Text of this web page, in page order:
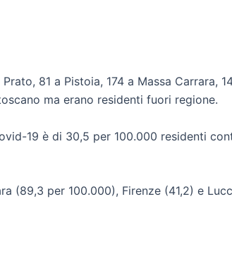
81 a Pistoia, 174 a Massa Carrara,
ma erano residenti fuori regione.
19 è di 30,5 per 100.000 residenti
per 100.000), Firenze (41,2) e